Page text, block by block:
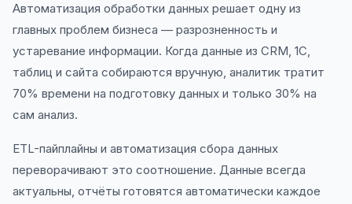
Автоматизация обработки данных решает одну из
главных проблем бизнеса — разрозненность и
устаревание информации. Когда данные из CRM, 1С,
таблиц и сайта собираются вручную, аналитик тратит
70% времени на подготовку данных и только 30% на
сам анализ.
ETL-пайплайны и автоматизация сбора данных
переворачивают это соотношение. Данные всегда
актуальны, отчёты готовятся автоматически каждое